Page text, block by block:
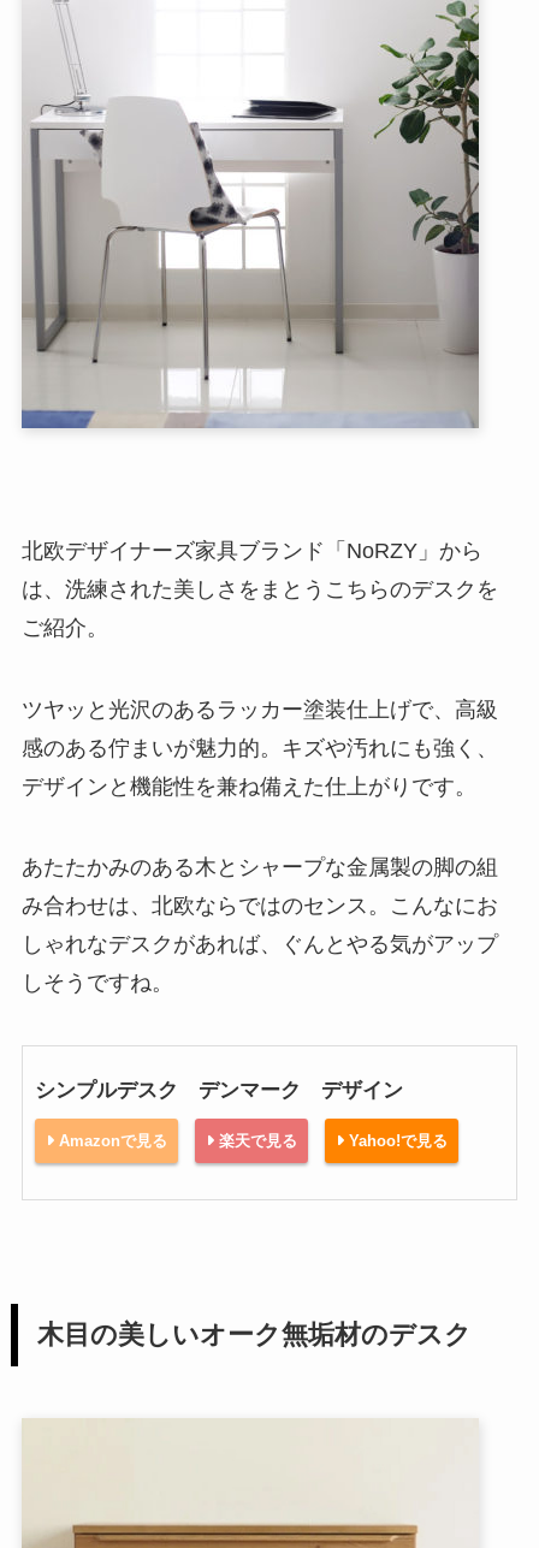
北欧デザイナーズ家具ブランド「NoRZY」から
は、洗練された美しさをまとうこちらのデスクを
ご紹介。
ツヤッと光沢のあるラッカー塗装仕上げで、高級
感のある佇まいが魅力的。キズや汚れにも強く、
デザインと機能性を兼ね備えた仕上がりです。
あたたかみのある木とシャープな金属製の脚の組
み合わせは、北欧ならではのセンス。こんなにお
しゃれなデスクがあれば、ぐんとやる気がアップ
しそうですね。
シンプルデスク デンマーク デザイン
Amazonで見る 楽天で見る Yahoo!で見る
木目の美しいオーク無垢材のデスク